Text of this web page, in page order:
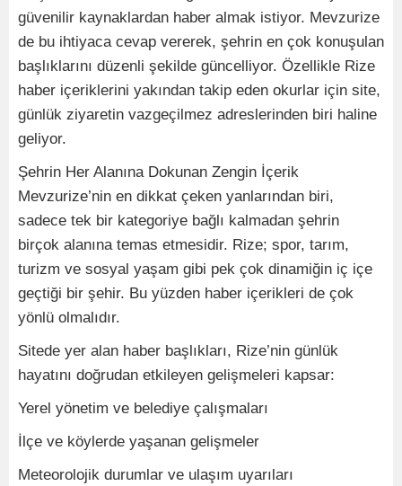
güvenilir kaynaklardan haber almak istiyor. Mevzurize
de bu ihtiyaca cevap vererek, şehrin en çok konuşulan
başlıklarını düzenli şekilde güncelliyor. Özellikle Rize
haber içeriklerini yakından takip eden okurlar için site,
günlük ziyaretin vazgeçilmez adreslerinden biri haline
geliyor.
Şehrin Her Alanına Dokunan Zengin İçerik
Mevzurize’nin en dikkat çeken yanlarından biri,
sadece tek bir kategoriye bağlı kalmadan şehrin
birçok alanına temas etmesidir. Rize; spor, tarım,
turizm ve sosyal yaşam gibi pek çok dinamiğin iç içe
geçtiği bir şehir. Bu yüzden haber içerikleri de çok
yönlü olmalıdır.
Sitede yer alan haber başlıkları, Rize’nin günlük
hayatını doğrudan etkileyen gelişmeleri kapsar:
Yerel yönetim ve belediye çalışmaları
İlçe ve köylerde yaşanan gelişmeler
Meteorolojik durumlar ve ulaşım uyarıları